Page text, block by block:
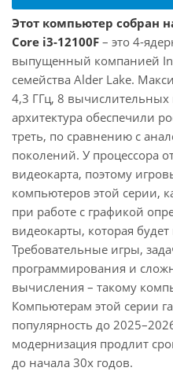
Этот компьютер собран
Core i3-12100F – это 4-
выпущенный компанией
семейства Alder Lake.
4,3 ГГц, 8
архитектура обеспечили
треть, по сравнению с
поколений. У процессора
видеокарта, поэтому
компьютеров этой серии,
при работе с графикой
видеокарты, которая
Требовательные игры,
программирования и
вычисления – такому
Компьютерам этой серии
популярность до
модернизация продлит
до начала 30х годов.